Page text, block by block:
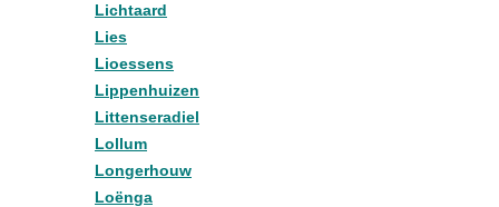
Lichtaard
Lies
Lioessens
Lippenhuizen
Littenseradiel
Lollum
Longerhouw
Loënga